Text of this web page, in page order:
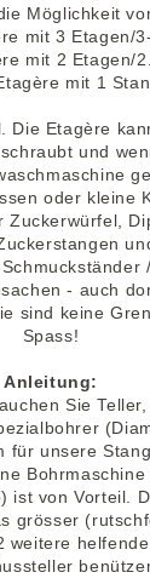
Möglichkeit
mit 3 Etagen/
mit 2 Etagen/
mit 1
Die Etagère
und
oder kleine
Zuckerwürfel,
- auch
sind keine
Spass!
Anleitung:
Sie Teller,
für unsere
ist von Vorteil.
grösser
weitere